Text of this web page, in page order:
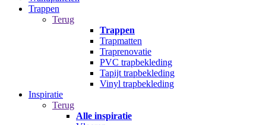
Trappen
Terug
Trappen
Trapmatten
Traprenovatie
PVC trapbekleding
Tapijt trapbekleding
Vinyl trapbekleding
Inspiratie
Terug
Alle inspiratie